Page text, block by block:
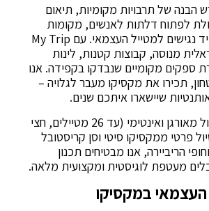
הבנה של תרבויות מקומיות, תיאום
לפתוח דלתות לאנשים, מקומות
וסיפורים שלא תמיד נגישים למטייל העצמאי. עם My Trip
מנוסה, קבוצות קטנות, לינות
ספקים מקומיים שנבדקו בקפידה. אנו
תכירו את מקסיקו מעבר לגלויה –
שיישארו איתכם שנים.
בין אם תבחרו בטיול מאורגן ואינטימי (עד 26 מטיילים, חצי
פרטי ממקסיקו סיטי וסן קריסטובל
הריביירה, אנו מבטיחים תכנון
מעטפת לוגיסטית ומקצועית מלאה.
העצמאי במקסיקו